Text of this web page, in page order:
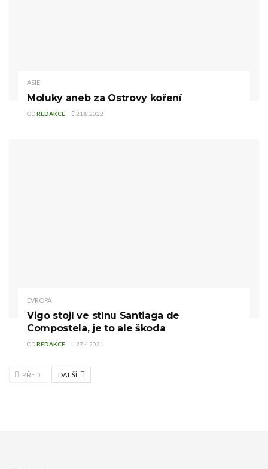
ASIE
Moluky aneb za Ostrovy koření
ODREDAKCE 21.8.2022
EVROPA
Vigo stojí ve stínu Santiaga de
Compostela, je to ale škoda
ODREDAKCE 27.4.2021
PŘED. DALŠÍ